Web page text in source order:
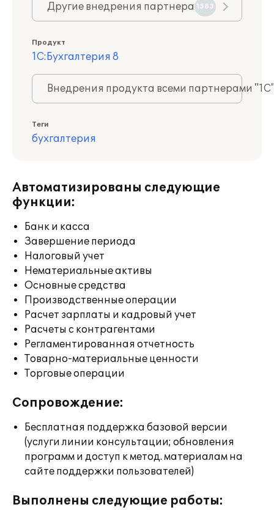
Другие внедрения партнера 1583
Продукт
1С:Бухгалтерия 8
Внедрения продукта всеми партнерами
Теги
бухгалтерия
Автоматизированы следующие
функции:
Банк и касса
Завершение периода
Налоговый учет
Нематериальные активы
Основные средства
Производственные операции
Расчет зарплаты и кадровый учет
Расчеты с контрагентами
Регламентированная отчетность
Товарно-материальные ценности
Торговые операции
Сопровождение:
Бесплатная поддержка базовой версии
(услуги линии консультации; обновления
программ и доступ к метод. материалам на
сайте поддержки пользователей)
Выполнены следующие работы: